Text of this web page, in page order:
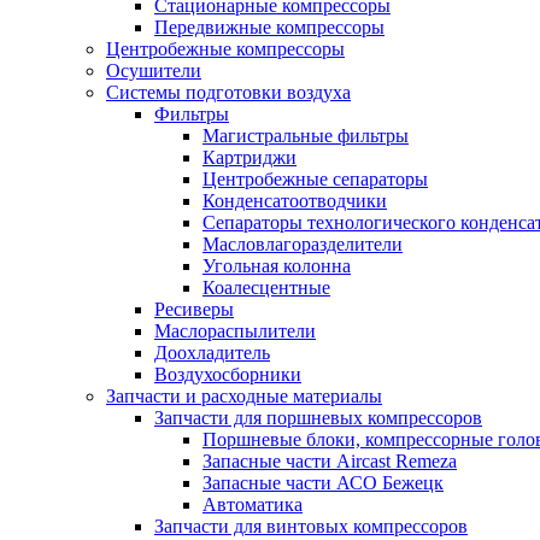
Стационарные компрессоры
Передвижные компрессоры
Центробежные компрессоры
Осушители
Системы подготовки воздуха
Фильтры
Магистральные фильтры
Картриджи
Центробежные сепараторы
Конденсатоотводчики
Сепараторы технологического
Масловлагоразделители
Угольная колонна
Коалесцентные
Ресиверы
Маслораспылители
Доохладитель
Воздухосборники
Запчасти и расходные материалы
Запчасти для поршневых компрессоров
Поршневые блоки, компрессорные
Запасные части Aircast Remeza
Запасные части АСО Бежецк
Автоматика
Запчасти для винтовых компрессоров